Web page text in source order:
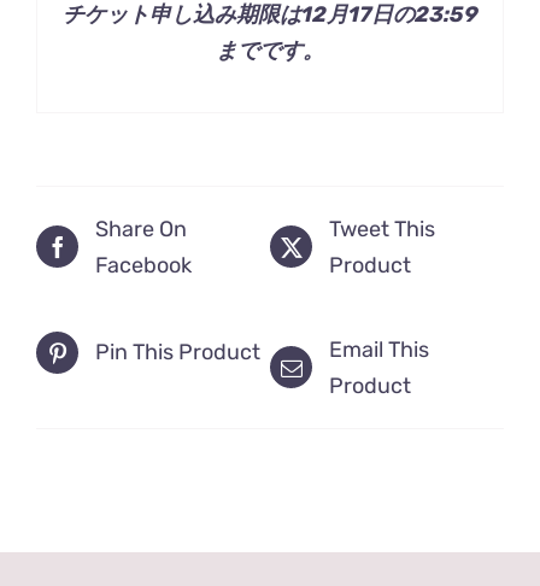
チケット申し込み期限は12月17日の23:59
までです。
Share On
Facebook
Tweet This
Product
Pin This Product
Email This
Product